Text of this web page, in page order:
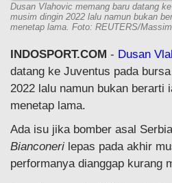
Dusan Vlahovic memang baru datang
musim dingin 2022 lalu namun bukan
menetap lama. Foto: REUTERS/
INDOSPORT.COM - Dusan
datang ke Juventus pada
2022 lalu namun bukan berarti
menetap lama.
Ada isu jika bomber asal
Bianconeri lepas pada akhir
performanya dianggap kurang